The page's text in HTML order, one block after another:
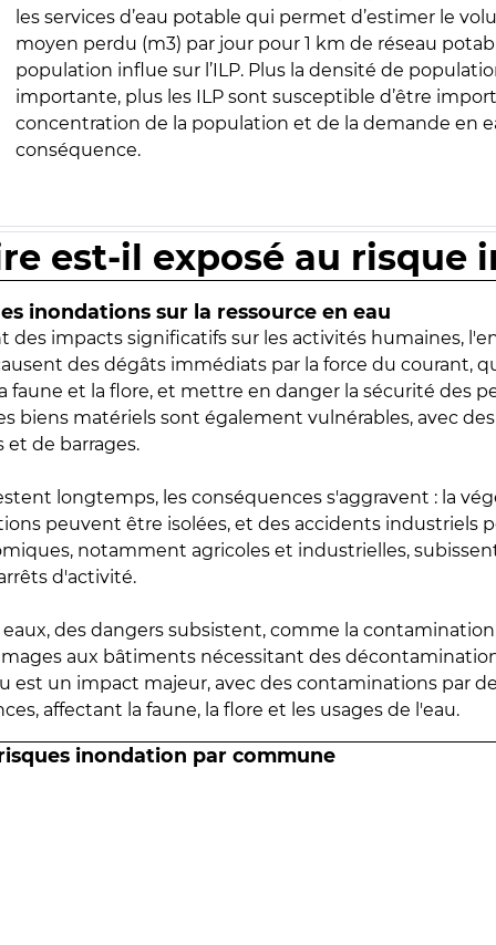
les services d’eau potable qui permet d’estimer le
moyen perdu (m3) par jour pour 1 km de réseau
population influe sur l’ILP. Plus la densité de
importante, plus les ILP sont susceptible d’être
concentration de la population et de la demande en
conséquence.
est-il exposé au risque
inondations sur la ressource en eau
des impacts significatifs sur les activités humaines,
des dégâts immédiats par la force du courant,
faune et la flore, et mettre en danger la sécurité des
biens matériels sont également vulnérables, avec
de barrages.
longtemps, les conséquences s'aggravent : la
peuvent être isolées, et des accidents industriels
notamment agricoles et industrielles,
d'activité.
des dangers subsistent, comme la
aux bâtiments nécessitant des
est un impact majeur, avec des contaminations par
affectant la faune, la flore et les usages de l'eau.
inondation par commune